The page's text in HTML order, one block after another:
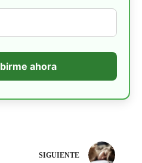
ahora
SIGUIENTE